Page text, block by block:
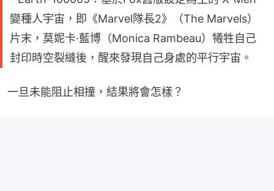
變種人宇宙，即《Marvel隊長2》（The Marvels）
片末，莫妮卡·藍博（Monica Rambeau）犧牲自己
封印時空裂縫後，醒來發現自己身處的平行宇宙。
一旦未能阻止相撞，結果將會怎樣？